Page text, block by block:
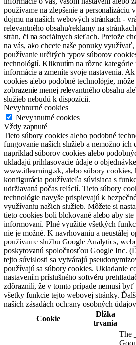
používame na zlepšenie a personalizáciu
dojmu na našich webových stránkach -
relevantného obsahu/reklamy na
strán, či na sociálnych sieťach. Pretože
na vás, ako chcete naše ponuky
používanie určitých typov súborov
technológií. Kliknutím na rôzne kategórie
informácie a zmeníte svoje nastavenia.
cookies alebo podobné technológie,
zobrazenie menej relevantného obsahu
služieb nebudú k dispozícii.
Nevyhnutné cookies
Nevyhnutné cookies
Vždy zapnuté
Tieto súbory cookies alebo podobné
fungovanie našich služieb a nemožno ich
napríklad súborov cookies alebo
ukladajú prihlasovacie údaje o
www.itlearning.sk, alebo súbory cookies,
konfigurácia používateľa súvisiaca s
udržiavaná počas relácií. Tieto súbory
technológie navyše prispievajú k
využívaniu našich služieb. Môžete si
tieto cookies boli blokované alebo aby
informovaní. Plné využitie všetkých
nie je možné. K navrhovaniu a neustálej
používame službu Google Analytics,
poskytovanú spoločnosťou Google Inc.
tejto súvislosti sa vytvárajú
používajú sa súbory cookies. Ukladanie
nastavením príslušného softvéru
zdôraznili, že v tomto prípade nemusí
všetky funkcie tejto webovej stránky.
našich zásadách ochrany osobných
Cookie
Dĺžka
trvania
The